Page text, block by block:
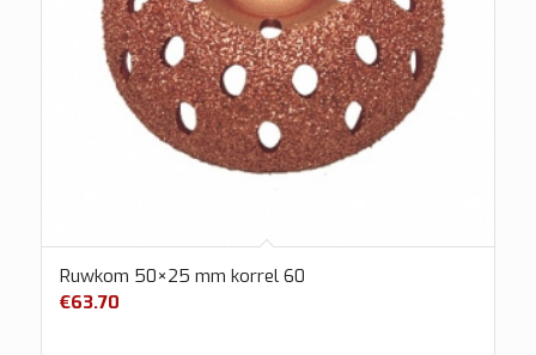
Ruwkom 50×25 mm korrel 60
€63.70